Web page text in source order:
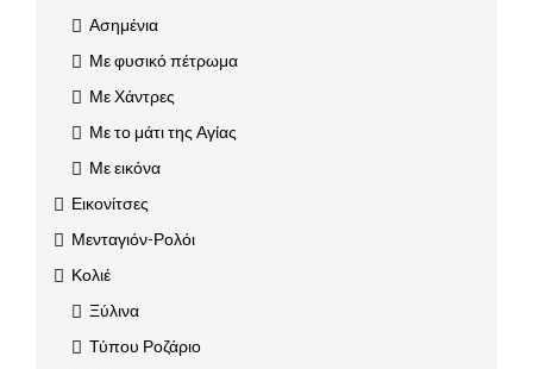
Ασημένια
Με φυσικό πέτρωμα
Με Χάντρες
Με το μάτι της Αγίας
Με εικόνα
Εικονίτσες
Μενταγιόν-Ρολόι
Κολιέ
Ξύλινα
Τύπου Ροζάριο